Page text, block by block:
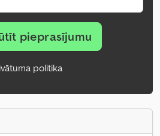
pieprasījumu
politika